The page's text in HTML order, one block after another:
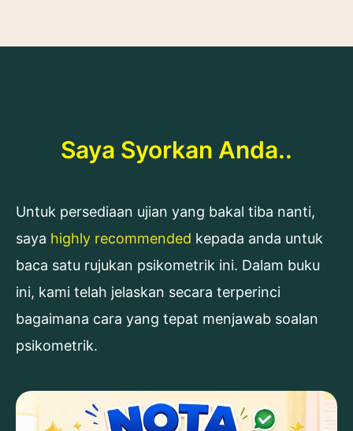
Saya Syorkan Anda..
Untuk persediaan ujian yang bakal tiba nanti,
saya highly recommended kepada anda untuk
baca satu rujukan psikometrik ini. Dalam buku
ini, kami telah jelaskan secara terperinci
bagaimana cara yang tepat menjawab soalan
psikometrik.